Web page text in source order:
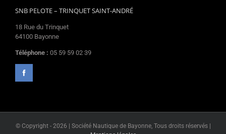
SNB PELOTE – TRINQUET SAINT-ANDRÉ
18 Rue du Trinquet
64100 Bayonne
Téléphone : 05 59 59 02 39
© Copyright - 2026 | Société Nautique de Bayonne, Tous droits réservés |